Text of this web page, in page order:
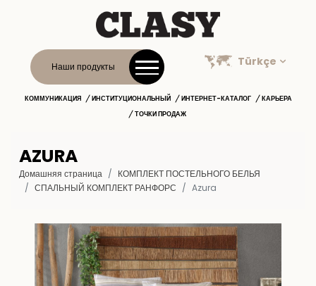
Наши продукты Türkçe
КОММУНИКАЦИЯ ИНСТИТУЦИОНАЛЬНЫЙ ИНТЕРНЕТ-КАТАЛОГ
КАРЬЕРА
ТОЧКИ ПРОДАЖ
AZURA
Домашняя страница
КОМПЛЕКТ ПОСТЕЛЬНОГО БЕЛЬЯ
СПАЛЬНЫЙ КОМПЛЕКТ РАНФОРС
Azura